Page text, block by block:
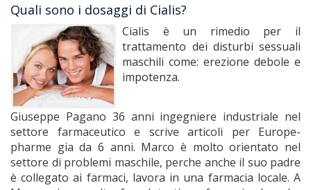
Quali sono i dosaggi di Cialis?
Cialis è un rimedio per il
trattamento dei disturbi sessuali
maschili come: erezione debole e
impotenza.
Giuseppe Pagano 36 anni ingegniere industriale nel
settore farmaceutico e scrive articoli per Europe-
pharme gia da 6 anni. Marco è molto orientato nel
settore di problemi maschile, perche anche il suo padre
è collegato ai farmaci, lavora in una farmacia locale. A